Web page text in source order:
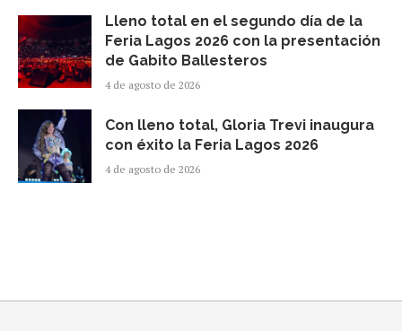
Lleno total en el segundo día de la
Feria Lagos 2026 con la presentación
de Gabito Ballesteros
4 de agosto de 2026
Con lleno total, Gloria Trevi inaugura
con éxito la Feria Lagos 2026
4 de agosto de 2026